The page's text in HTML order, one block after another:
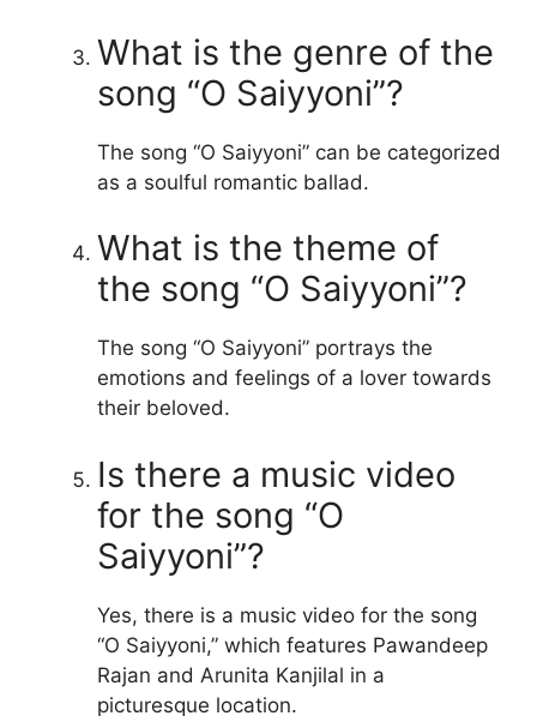
What is the genre of the
song “O Saiyyoni”?
The song “O Saiyyoni” can be categorized
as a soulful romantic ballad.
What is the theme of
the song “O Saiyyoni”?
The song “O Saiyyoni” portrays the
emotions and feelings of a lover towards
their beloved.
Is there a music video
for the song “O
Saiyyoni”?
Yes, there is a music video for the song
“O Saiyyoni,” which features Pawandeep
Rajan and Arunita Kanjilal in a
picturesque location.